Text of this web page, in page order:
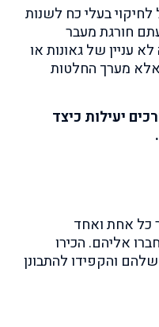
בעלי כח לשנות
חורגת מעבר
עניין של גאונות או
אלא מערך החלטות
לי לשתף אתכם ב 10 דרכים יעילות כיצד
כל אחת ואחד
אליהם. הכירו
והקפידו להתבונן